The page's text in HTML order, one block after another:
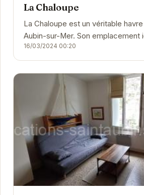
La Chaloupe
La Chaloupe est un véritable
Aubin-sur-Mer. Son emplacement
de la plage et des commerces,
16/03/2024 00:20